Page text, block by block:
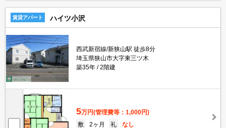
賃貸アパート ハイツ小沢
西武新宿線/新狭山駅 徒歩8分
埼玉県狭山市大字東三ツ木
築35年
2階建
5万円(管理費等：1,000円)
敷
2ヶ月 礼
なし